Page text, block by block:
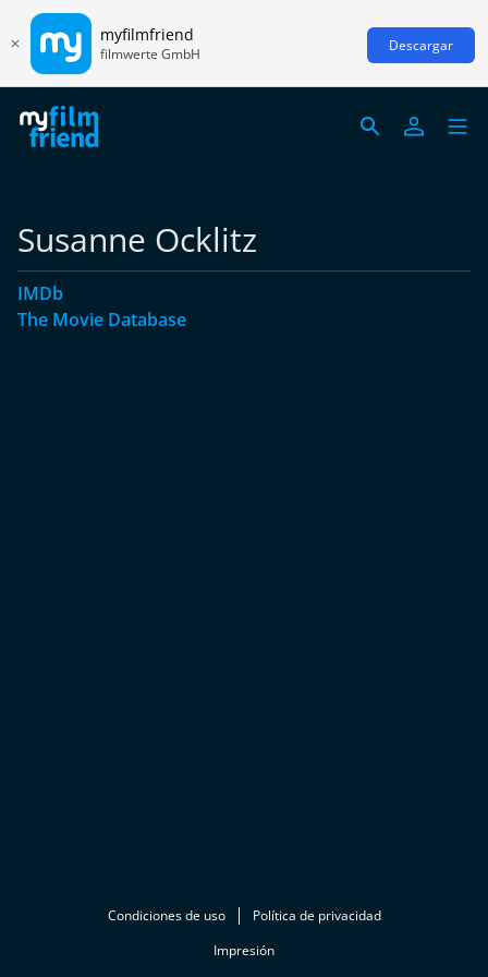
myfilmfriend
filmwerte GmbH Descargar
Susanne Ocklitz
IMDb
The Movie Database
Condiciones de uso
Política de privacidad
Impresión